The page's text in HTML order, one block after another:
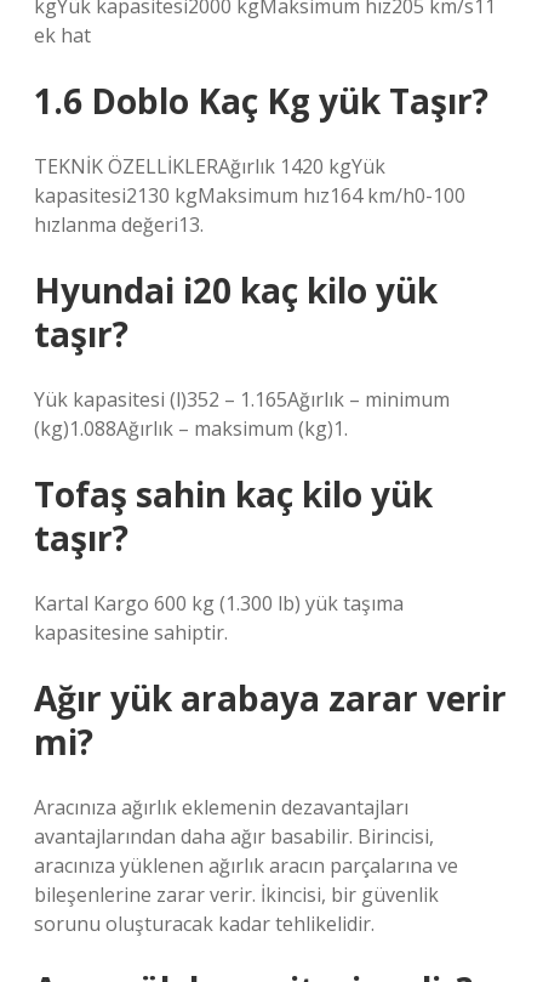
kgYük kapasitesi2000 kgMaksimum hız205 km/s11
ek hat
1.6 Doblo Kaç Kg yük Taşır?
TEKNİK ÖZELLİKLERAğırlık 1420 kgYük
kapasitesi2130 kgMaksimum hız164 km/h0-100
hızlanma değeri13.
Hyundai i20 kaç kilo yük
taşır?
Yük kapasitesi (l)352 – 1.165Ağırlık – minimum
(kg)1.088Ağırlık – maksimum (kg)1.
Tofaş sahin kaç kilo yük
taşır?
Kartal Kargo 600 kg (1.300 lb) yük taşıma
kapasitesine sahiptir.
Ağır yük arabaya zarar verir
mi?
Aracınıza ağırlık eklemenin dezavantajları
avantajlarından daha ağır basabilir. Birincisi,
aracınıza yüklenen ağırlık aracın parçalarına ve
bileşenlerine zarar verir. İkincisi, bir güvenlik
sorunu oluşturacak kadar tehlikelidir.